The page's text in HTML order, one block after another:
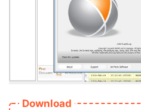
Download